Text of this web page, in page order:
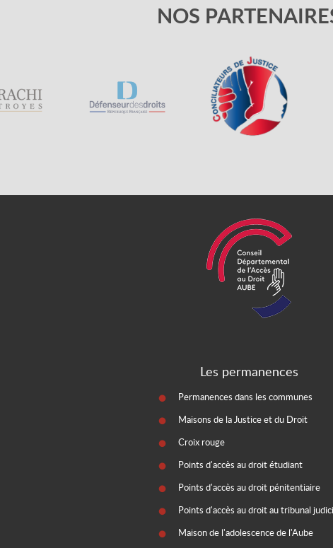
NOS
Les permanences
Permanences dans les communes
Maisons de la Justice et du Droit
Croix rouge
Points d'accès au droit étudiant
Points d'accès au droit pénitentiaire
Points d'accès au droit au tribunal
Maison de l'adolescence de l'Aube